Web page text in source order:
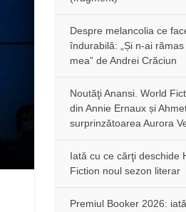
Despre melancolia ce
îndurabilă: „Și n-ai
mea” de Andrei Crăciun
Noutăţi Anansi. World
din Annie Ernaux și
surprinzătoarea Aurora
Iată cu ce cărţi deschide
Fiction noul sezon literar
Premiul Booker 2026: